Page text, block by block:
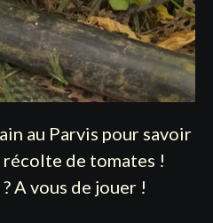
au Parvis pour savoir
récolte de tomates !
A vous de jouer !